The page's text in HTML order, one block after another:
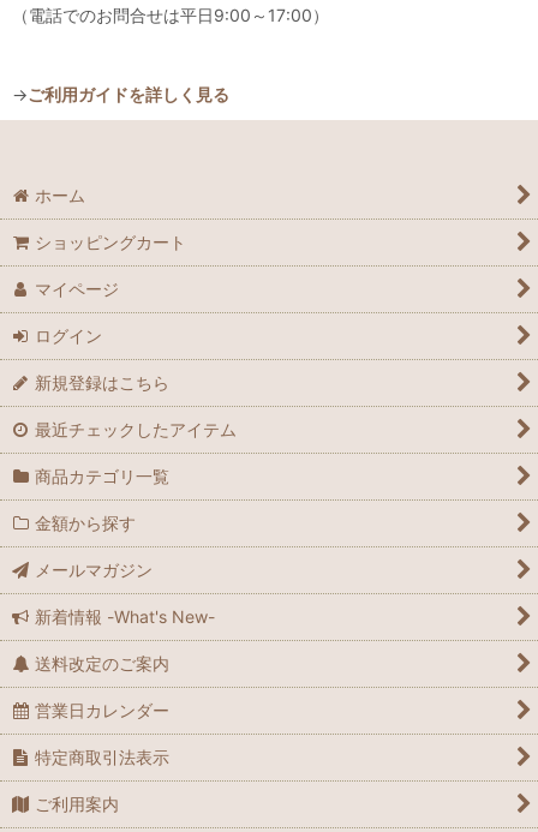
（電話でのお問合せは平日9:00～17:00）
→ご利用ガイドを詳しく見る
ホーム
ショッピングカート
マイページ
ログイン
新規登録はこちら
最近チェックしたアイテム
商品カテゴリ一覧
金額から探す
メールマガジン
新着情報 -What's New-
送料改定のご案内
営業日カレンダー
特定商取引法表示
ご利用案内